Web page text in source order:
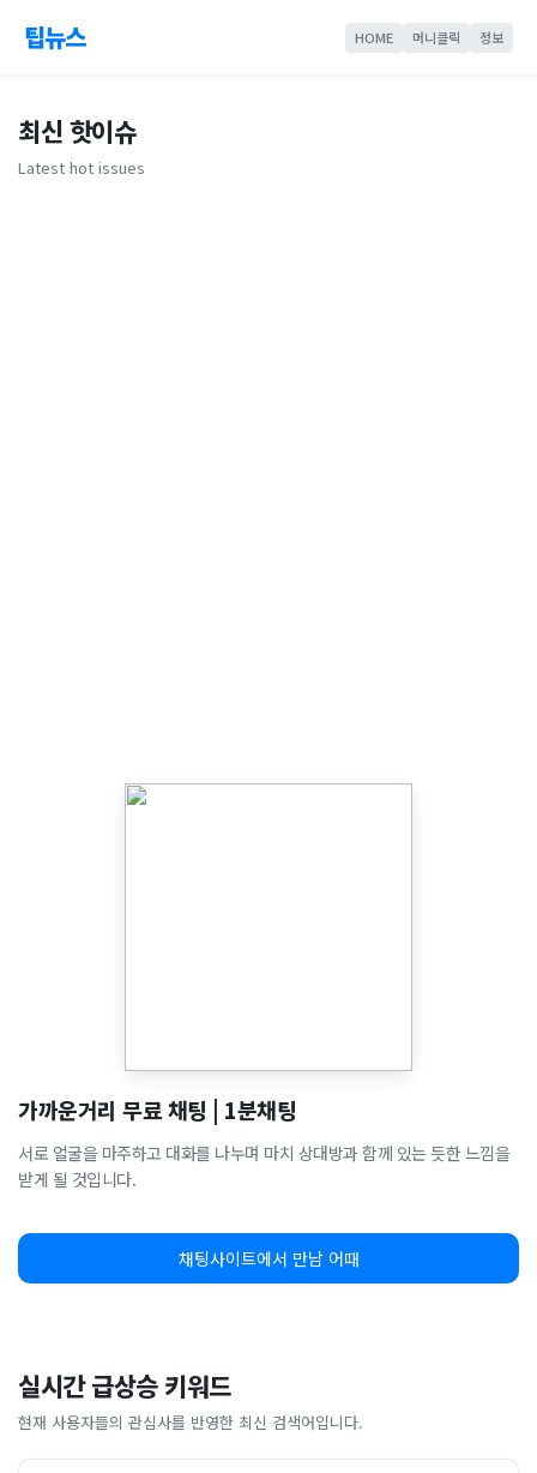
팁뉴스 HOME 머니클릭 정보
최신 핫이슈
Latest hot issues
가까운거리 무료 채팅 | 1분채팅
서로 얼굴을 마주하고 대화를 나누며 마치 상대방과 함께 있는 듯한 느낌을
받게 될 것입니다.
채팅사이트에서 만남 어때
실시간 급상승 키워드
현재 사용자들의 관심사를 반영한 최신 검색어입니다.